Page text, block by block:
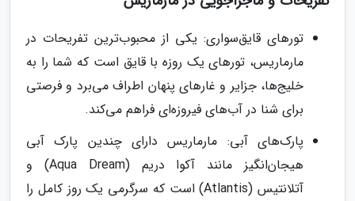
تورهای قایق‌سواری: یکی از محبوب‌ترین تفریحات در
مارماریس، تورهای یک روزه با قایق است که شما را به
خلیج‌ها، جزایر و غارهای پنهان اطراف می‌برد و فرصتی
برای شنا در آب‌های فیروزه‌ای فراهم می‌کند.
پارک‌های آبی: مارماریس دارای چندین پارک آبی
هیجان‌انگیز مانند آکوا دریم (Aqua Dream) و
آتلانتیس (Atlantis) است که سرگرمی یک روز کامل را